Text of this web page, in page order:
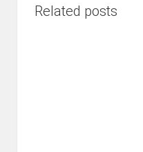
Related posts